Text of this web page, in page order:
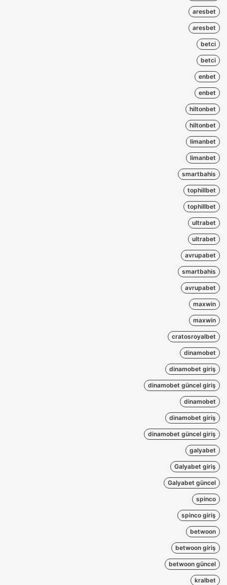
aresbet
aresbet
betci
betci
enbet
enbet
hiltonbet
hiltonbet
limanbet
limanbet
smartbahis
tophillbet
tophillbet
ultrabet
ultrabet
avrupabet
smartbahis
avrupabet
maxwin
maxwin
cratosroyalbet
dinamobet
dinamobet giriş
dinamobet güncel giriş
dinamobet
dinamobet giriş
dinamobet güncel giriş
galyabet
Galyabet giriş
Galyabet güncel
spinco
spinco giriş
betwoon
betwoon giriş
betwoon güncel
kralbet